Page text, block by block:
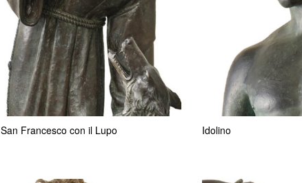
San Francesco con il Lupo Idolino